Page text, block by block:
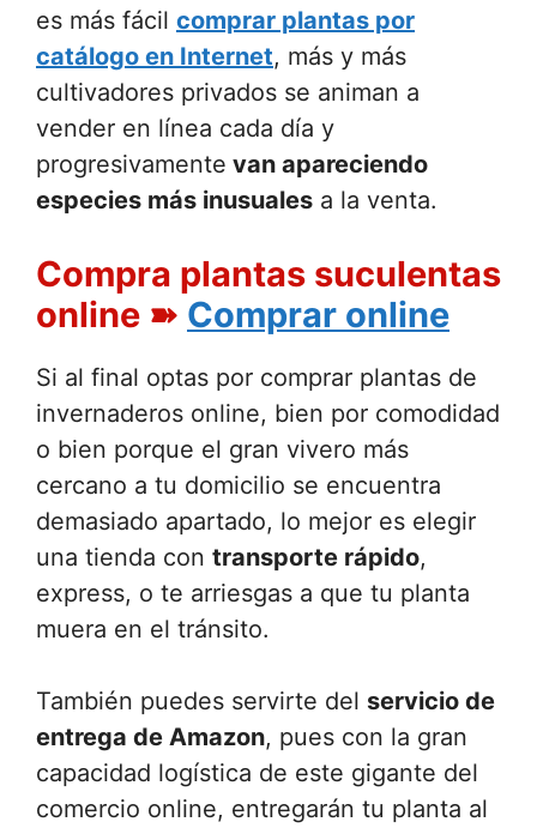
es más fácil comprar plantas por
catálogo en Internet, más y más
cultivadores privados se animan a
vender en línea cada día y
progresivamente van apareciendo
especies más inusuales a la venta.
Compra plantas suculentas
online ➽ Comprar online
Si al final optas por comprar plantas de
invernaderos online, bien por comodidad
o bien porque el gran vivero más
cercano a tu domicilio se encuentra
demasiado apartado, lo mejor es elegir
una tienda con transporte rápido,
express, o te arriesgas a que tu planta
muera en el tránsito.
También puedes servirte del servicio de
entrega de Amazon, pues con la gran
capacidad logística de este gigante del
comercio online, entregarán tu planta al